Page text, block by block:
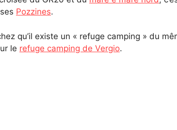
Pozzines.
qu’il existe un « refuge camping » du
le refuge camping de Vergio.